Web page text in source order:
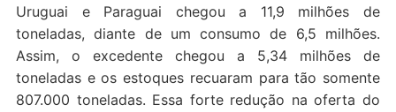
Uruguai e Paraguai chegou a 11,9 milhões de
toneladas, diante de um consumo de 6,5 milhões.
Assim, o excedente chegou a 5,34 milhões de
toneladas e os estoques recuaram para tão somente
807.000 toneladas. Essa forte redução na oferta do